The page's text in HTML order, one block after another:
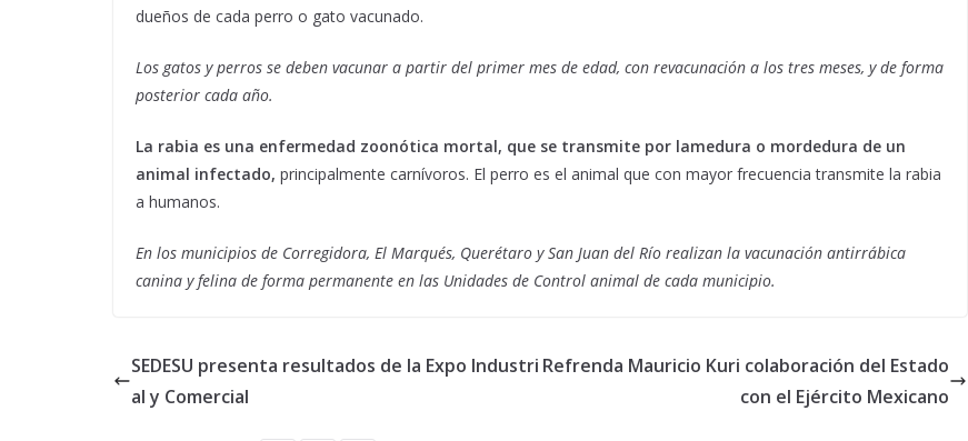
dueños de cada perro o gato vacunado.
Los gatos y perros se deben vacunar a partir del primer mes de edad, con revacunación a los tres meses, y de forma
posterior cada año.
La rabia es una enfermedad zoonótica mortal, que se transmite por lamedura o mordedura de un
animal infectado, principalmente carnívoros. El perro es el animal que con mayor frecuencia transmite la rabia
a humanos.
En los municipios de Corregidora, El Marqués, Querétaro y San Juan del Río realizan la vacunación antirrábica
canina y felina de forma permanente en las Unidades de Control animal de cada municipio.
SEDESU presenta resultados de la Expo Industri
al y Comercial
Refrenda Mauricio Kuri colaboración del Estado
con el Ejército Mexicano